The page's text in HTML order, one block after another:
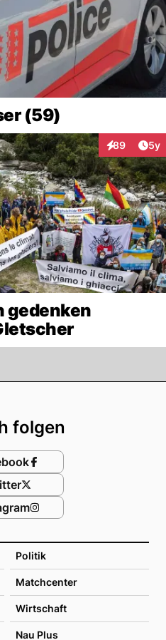
(59)
89
Interaktionen
5y
gedenken
Politik
Matchcenter
Wirtschaft
Nau Plus
folgen